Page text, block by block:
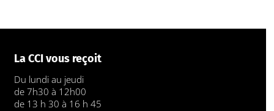
La CCI vous reçoit
Du lundi au jeudi
de 7h30 à 12h00
de 13 h 30 à 16 h 45